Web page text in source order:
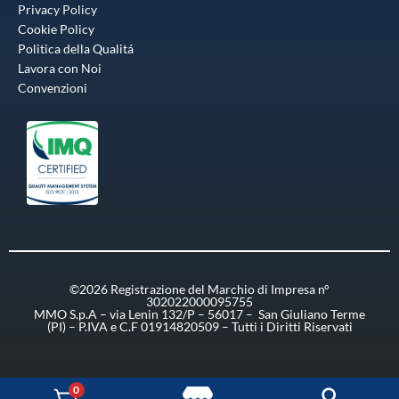
Privacy Policy
Cookie Policy
Politica della Qualitá
Lavora con Noi
Convenzioni
©2026 Registrazione del Marchio di Impresa n°
302022000095755
MMO S.p.A – via Lenin 132/P – 56017 – San Giuliano Terme
(PI) – P.IVA e C.F 01914820509 – Tutti i Diritti Riservati
0